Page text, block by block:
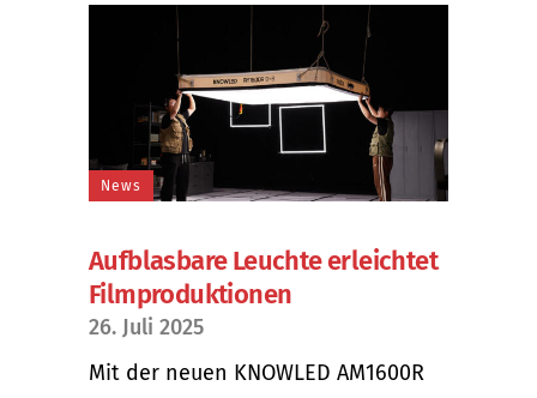
News
Aufblasbare Leuchte erleichtet
Filmproduktionen
26. Juli 2025
Mit der neuen KNOWLED AM1600R